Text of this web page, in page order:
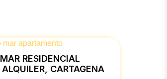
RESIDENCIAL
CARTAGENA